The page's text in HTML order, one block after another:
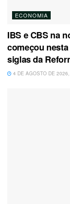
ECONOMIA
IBS e CBS na
começou
siglas da
4 DE AGOSTO DE